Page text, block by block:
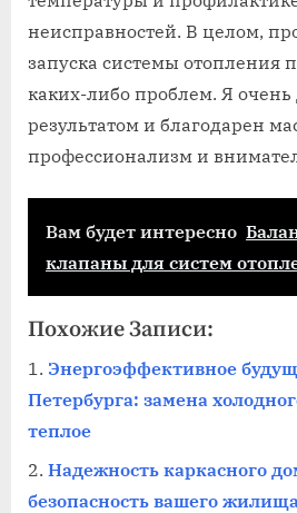
неисправностей. В целом‚
запуска системы отопления
каких-либо проблем. Я очень
результатом и благодарен
профессионализм и
Вам будет интересно
клапаны для систем
Похожие Записи:
Энергоэффективное
Петербурга: замена
теплое
Надежность каркасного
безопасность вашего жилища